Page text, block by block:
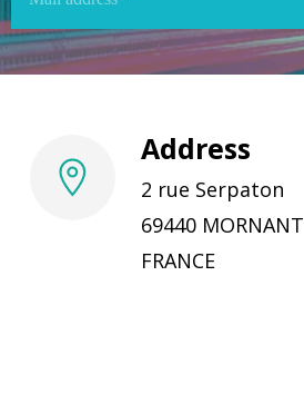
Address
2 rue Serpaton
69440 MORNANT
FRANCE